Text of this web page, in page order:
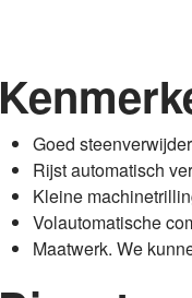
Goed
Rijst automatisch
Kleine
Volautomatische
Maatwerk. We